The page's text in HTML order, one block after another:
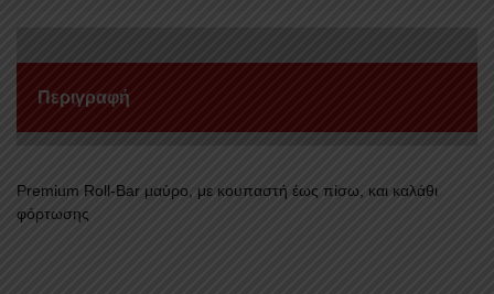
ποσότητα
Περιγραφή
Premium Roll-Bar μαύρο, με κουπαστή έως πίσω, και καλάθι
φόρτωσης